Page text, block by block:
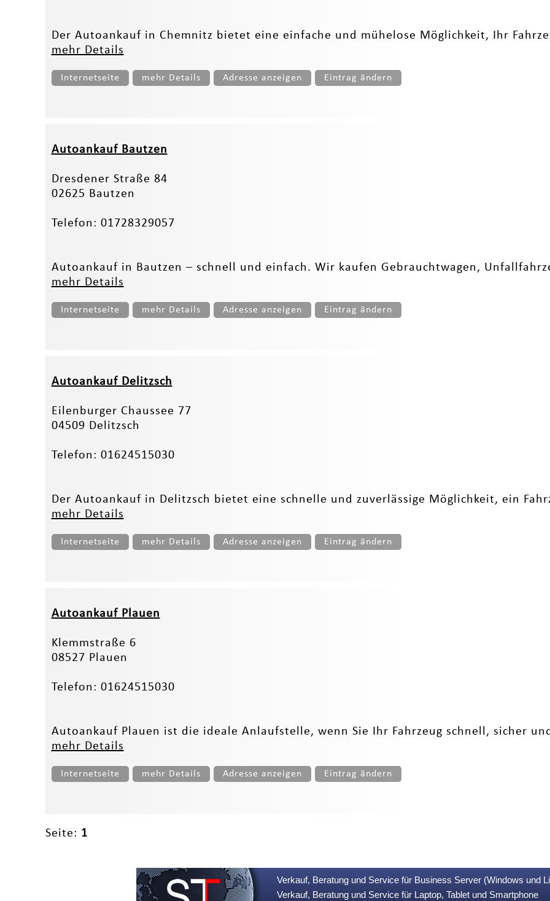
Der Autoankauf in Chemnitz bietet eine einfache und mühelose Möglichkeit, Ihr
mehr Details
Internetseite mehr Details Adresse anzeigen Eintrag ändern
Autoankauf Bautzen
Dresdener Straße 84
02625 Bautzen
Telefon: 01728329057
Autoankauf in Bautzen – schnell und einfach. Wir kaufen Gebrauchtwagen,
mehr Details
Internetseite mehr Details Adresse anzeigen Eintrag ändern
Autoankauf Delitzsch
Eilenburger Chaussee 77
04509 Delitzsch
Telefon: 01624515030
Der Autoankauf in Delitzsch bietet eine schnelle und zuverlässige Möglichkeit, ein
mehr Details
Internetseite mehr Details Adresse anzeigen Eintrag ändern
Autoankauf Plauen
Klemmstraße 6
08527 Plauen
Telefon: 01624515030
Autoankauf Plauen ist die ideale Anlaufstelle, wenn Sie Ihr Fahrzeug schnell, sicher
mehr Details
Internetseite mehr Details Adresse anzeigen Eintrag ändern
Seite: 1
Verkauf, Beratung und Service für Business Server (Windows und
Verkauf, Beratung und Service für Laptop, Tablet und Smartphone